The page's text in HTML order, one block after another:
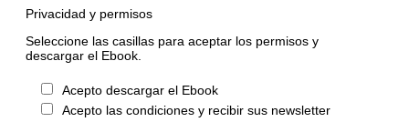
Privacidad y permisos
Seleccione las casillas para aceptar los permisos y
descargar el Ebook.
Acepto descargar el Ebook
Acepto las condiciones y recibir sus newsletter